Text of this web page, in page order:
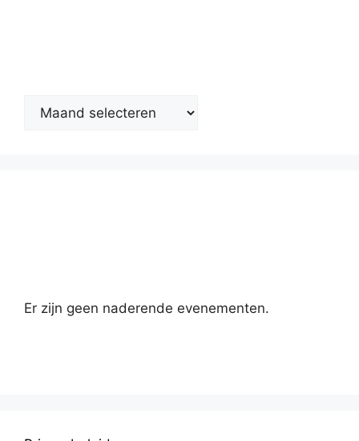
Er zijn geen naderende evenementen.